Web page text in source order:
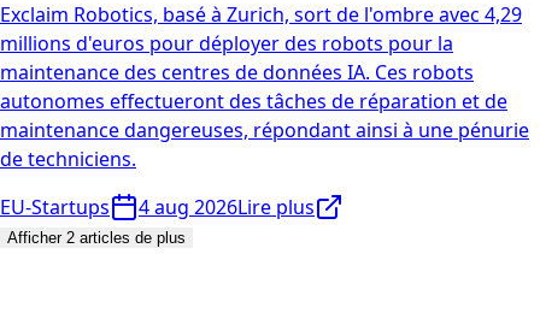
Exclaim Robotics, basé à Zurich, sort de l'ombre avec 4,29
millions d'euros pour déployer des robots pour la
maintenance des centres de données IA. Ces robots
autonomes effectueront des tâches de réparation et de
maintenance dangereuses, répondant ainsi à une pénurie
de techniciens.
EU-Startups
4 aug 2026Lire plus
Afficher 2 articles de plus